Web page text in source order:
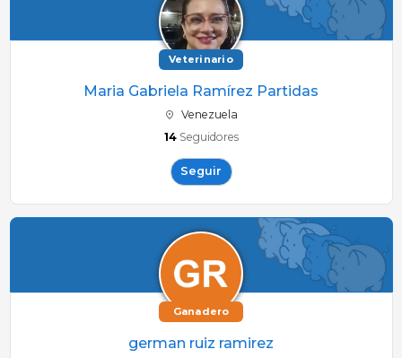
Veterinario
Maria Gabriela Ramírez Partidas
Venezuela
14 Seguidores
Seguir
Ganadero
german ruiz ramirez